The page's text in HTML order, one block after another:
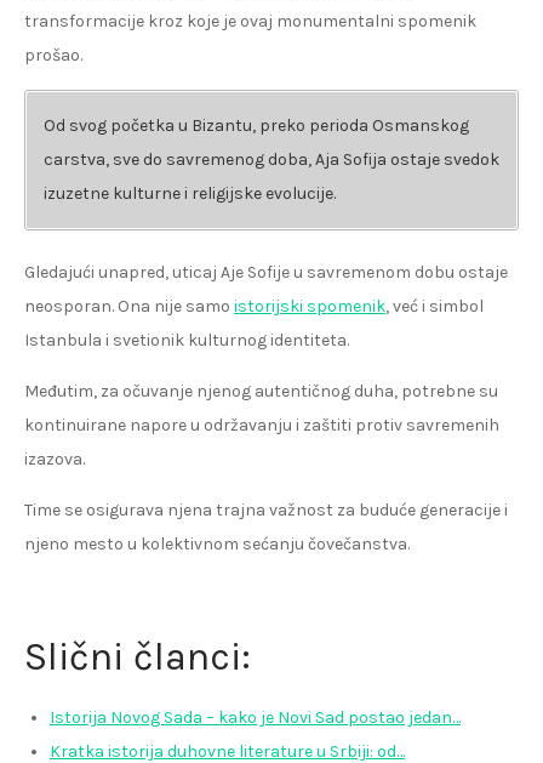
transformacije kroz koje je ovaj monumentalni spomenik
prošao.
Od svog početka u Bizantu, preko perioda Osmanskog
carstva, sve do savremenog doba, Aja Sofija ostaje svedok
izuzetne kulturne i religijske evolucije.
Gledajući unapred, uticaj Aje Sofije u savremenom dobu ostaje
neosporan. Ona nije samo istorijski spomenik, već i simbol
Istanbula i svetionik kulturnog identiteta.
Međutim, za očuvanje njenog autentičnog duha, potrebne su
kontinuirane napore u održavanju i zaštiti protiv savremenih
izazova.
Time se osigurava njena trajna važnost za buduće generacije i
njeno mesto u kolektivnom sećanju čovečanstva.
Slični članci:
Istorija Novog Sada – kako je Novi Sad postao jedan…
Kratka istorija duhovne literature u Srbiji: od…